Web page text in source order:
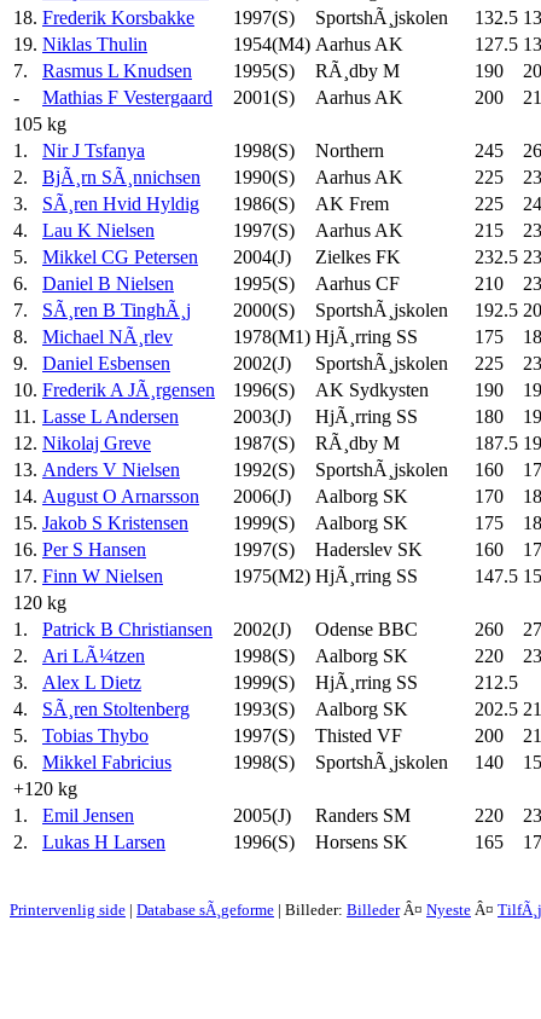
18. Frederik Korsbakke 1997(S) SportshÃ¸jskolen 132.5
19. Niklas Thulin 1954(M4) Aarhus AK 127.5
7.
Rasmus L Knudsen 1995(S) RÃ¸dby M 190
-
Mathias F Vestergaard 2001(S) Aarhus AK 200
105 kg
1.
Nir J Tsfanya 1998(S) Northern 245
2.
BjÃ¸rn SÃ¸nnichsen 1990(S) Aarhus AK 225
3.
SÃ¸ren Hvid Hyldig 1986(S) AK Frem 225
4.
Lau K Nielsen 1997(S) Aarhus AK 215
5.
Mikkel CG Petersen 2004(J) Zielkes FK 232.5
6.
Daniel B Nielsen 1995(S) Aarhus CF 210
7.
SÃ¸ren B TinghÃ¸j 2000(S) SportshÃ¸jskolen 192.5
8.
Michael NÃ¸rlev 1978(M1) HjÃ¸rring SS 175
9.
Daniel Esbensen 2002(J) SportshÃ¸jskolen 225
10. Frederik A JÃ¸rgensen 1996(S) AK Sydkysten 190
11. Lasse L Andersen 2003(J) HjÃ¸rring SS 180
12. Nikolaj Greve 1987(S) RÃ¸dby M 187.5
13. Anders V Nielsen 1992(S) SportshÃ¸jskolen 160
14. August O Arnarsson 2006(J) Aalborg SK 170
15. Jakob S Kristensen 1999(S) Aalborg SK 175
16. Per S Hansen 1997(S) Haderslev SK 160
17. Finn W Nielsen 1975(M2) HjÃ¸rring SS 147.5
120 kg
1.
Patrick B Christiansen 2002(J) Odense BBC 260
2.
Ari LÃ¼tzen 1998(S) Aalborg SK 220
3.
Alex L Dietz 1999(S) HjÃ¸rring SS
212.5
4.
SÃ¸ren Stoltenberg 1993(S) Aalborg SK 202.5
5.
Tobias Thybo 1997(S) Thisted VF 200
6.
Mikkel Fabricius 1998(S) SportshÃ¸jskolen 140
+120 kg
1.
Emil Jensen 2005(J) Randers SM 220
2.
Lukas H Larsen 1996(S) Horsens SK 165
Printervenlig side | Database sÃ¸geforme | Billeder: BillederÂ¤ Nyeste Â¤ TilfÃ¸j